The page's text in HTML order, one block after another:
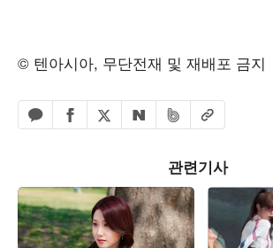
© 텐아시아, 무단전재 및 재배포 금지
카카오톡 공유하기
페이스북 공유하기
엑스 공유하기
네이버 공유하기
밴드 공유하기
URL복사
관련기사